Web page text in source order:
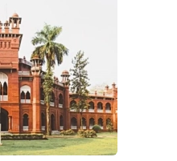
জানা গেল যা
(৬ আগস্ট)
কয়েকজন শিক্ষকের